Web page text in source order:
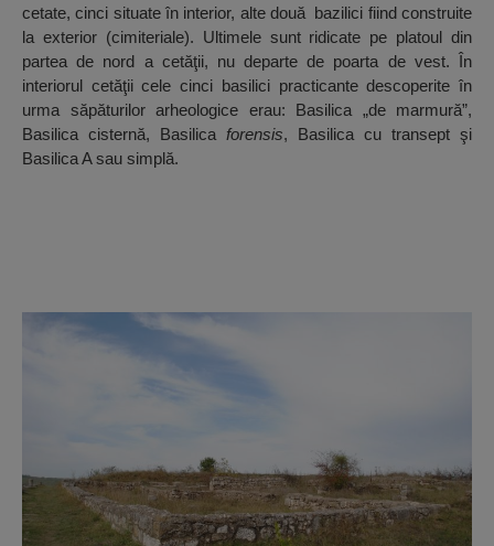
cetate, cinci situate în interior, alte două bazilici fiind construite
la exterior (cimiteriale). Ultimele sunt ridicate pe platoul din
partea de nord a cetăţii, nu departe de poarta de vest. În
interiorul cetăţii cele cinci basilici practicante descoperite în
urma săpăturilor arheologice erau: Basilica „de marmură”,
Basilica cisternă, Basilica forensis, Basilica cu transept şi
Basilica A sau simplă.